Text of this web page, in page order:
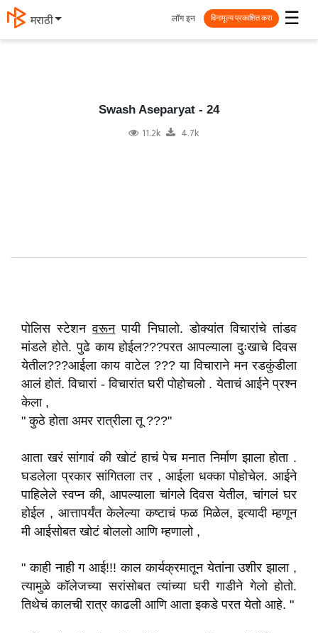
मराठी ☰
लॉग इन विनामूल्य प्रकाशित करा
Swash Aseparyat - 24
11.2k 4.7k
पोलिस स्टेशनवरूनपायी निघालो. डोक्यांत विचारांचे तांडव
मांडले होते. पुढे काय होईल???परत आपल्याला दुःखाचे दिवस
येतील???आईला काय वाटेल ??? या विचाराने मन रडकुंडीला
आलं होतं. विचारां - विचारांत घरी पोहोचलो . येताचं आईने प्रश्न
केला ,
" कुठे होता अमर रात्रीला तू ???"
आता खरं सांगावं की खोटं हाचं पेच मनात निर्माण झाला होता .
घडलेला प्रकार सांगितला तर , आईला धक्का पोहोचेल. आईने
पाहिलेले स्वप्न की, आपल्याला चांगले दिवस येतील, चांगलं घर
होईल , आत्तापर्यंत केलेल्या कष्टाचं फळ मिळेल, इत्यादी म्हणून
मी आईसोबत खोटं बोललो आणि म्हणालो ,
" काही नाही ग आई!!! काल कार्यक्रमातून येतांना उशीर झाला ,
त्यामुळे कॉलेजच्या सरांसोबत त्यांच्या घरी गाडीने गेलो होतो.
तिथेचं कालची रात्र काढली आणि आता इकडे परत येतो आहे. "